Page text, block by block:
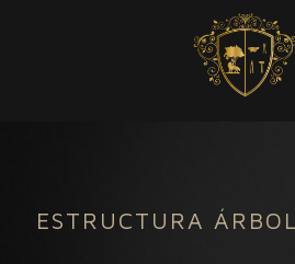
ESTRUCTURA